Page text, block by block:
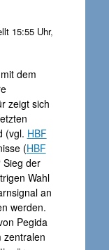
15:55 Uhr,
dem
zeigt sich
(vgl. HBF
(HBF
Sieg der
Wahl
an
werden.
Pegida
zentralen